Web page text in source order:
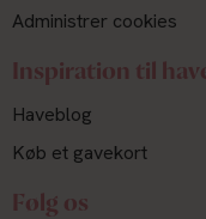
Administrer cookies
Inspiration til
Haveblog
Køb et gavekort
Følg os